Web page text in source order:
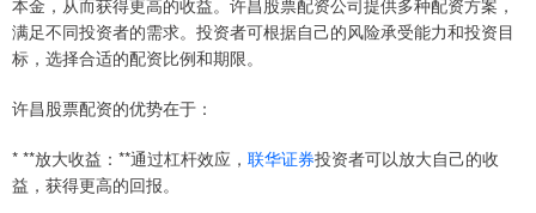
本金，从而获得更高的收益。许昌股票配资公司提供多种配资方案，
满足不同投资者的需求。投资者可根据自己的风险承受能力和投资目
标，选择合适的配资比例和期限。
许昌股票配资的优势在于：
* **放大收益：**通过杠杆效应， 联华证券投资者可以放大自己的收
益，获得更高的回报。